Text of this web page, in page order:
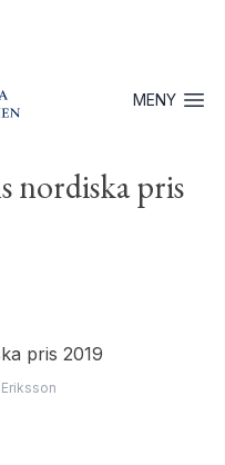
MENYÖppna
nordiska pris